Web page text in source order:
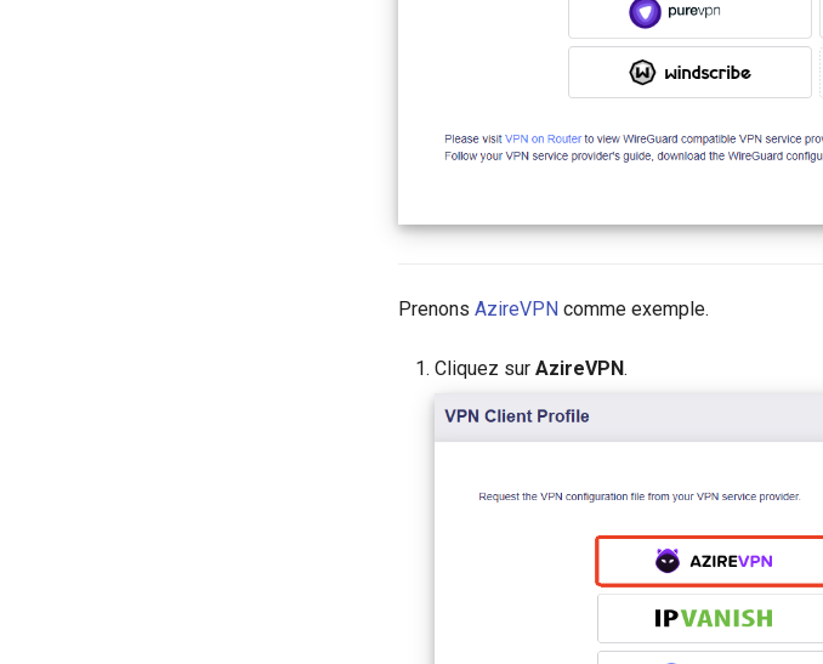
Prenons AzireVPN comme exemple.
Cliquez sur AzireVPN.